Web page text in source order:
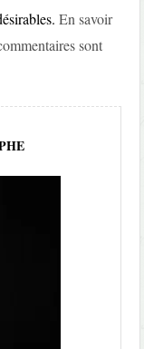
En savoir
sont